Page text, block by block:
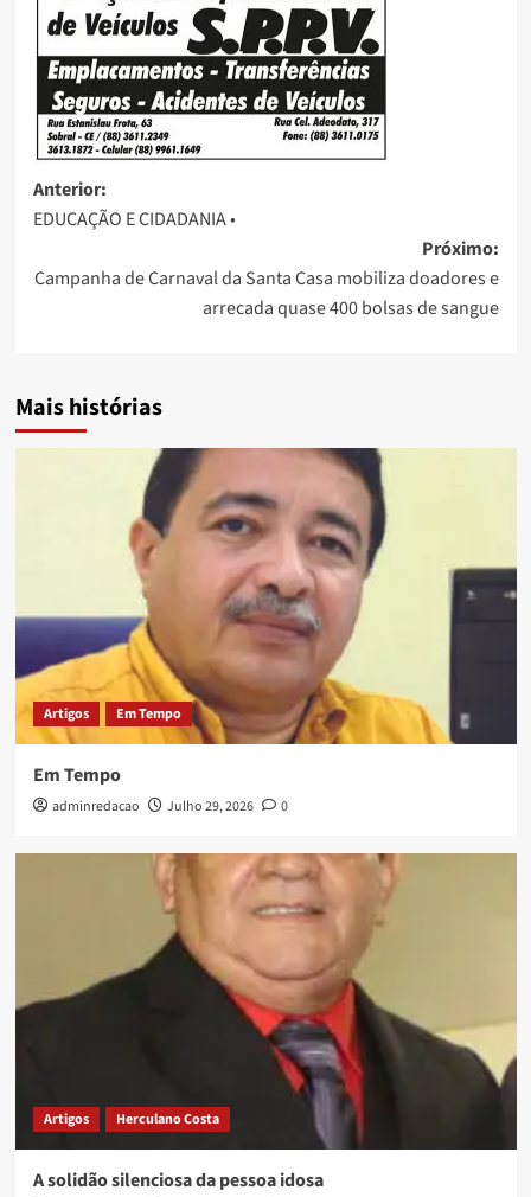
Anterior:
EDUCAÇÃO E CIDADANIA •
Próximo:
Campanha de Carnaval da Santa Casa mobiliza doadores e
arrecada quase 400 bolsas de sangue
Mais histórias
Artigos Em Tempo
Em Tempo
adminredacao Julho 29, 2026 0
Artigos Herculano Costa
A solidão silenciosa da pessoa idosa